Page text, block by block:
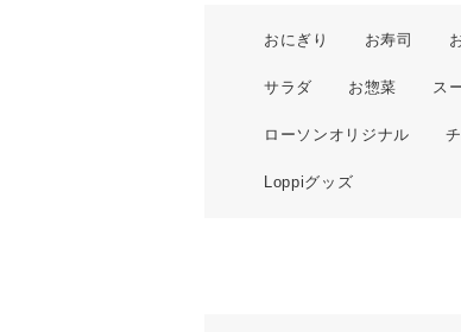
おにぎり お寿司
サラダ お惣菜 ス
ローソンオリジナル
Loppiグッズ